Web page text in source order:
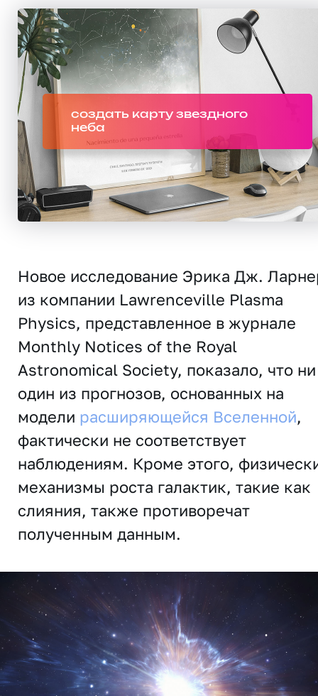
создать карту звездного
неба
Новое исследование Эрика Дж.
из компании Lawrenceville Plasma
Physics, представленное в журнале
Monthly Notices of the Royal
Astronomical Society, показало, что ни
один из прогнозов, основанных на
модели расширяющейся Вселенной,
фактически не соответствует
наблюдениям. Кроме этого,
механизмы роста галактик, такие как
слияния, также противоречат
полученным данным.